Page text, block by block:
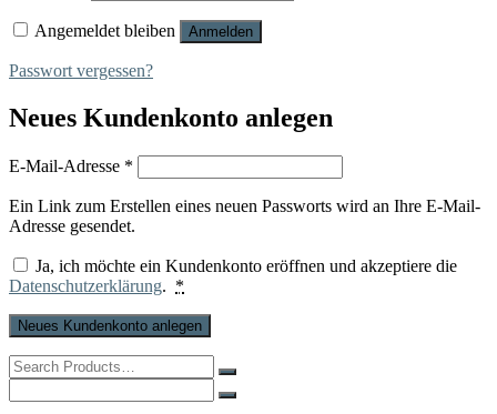
Angemeldet bleiben Anmelden
Passwort vergessen?
Neues Kundenkonto anlegen
E-Mail-Adresse *
Ein Link zum Erstellen eines neuen Passworts wird an Ihre E-Mail-
Adresse gesendet.
Ja, ich möchte ein Kundenkonto eröffnen und akzeptiere die
Datenschutzerklärung. *
Neues Kundenkonto anlegen
Search
for:
for: